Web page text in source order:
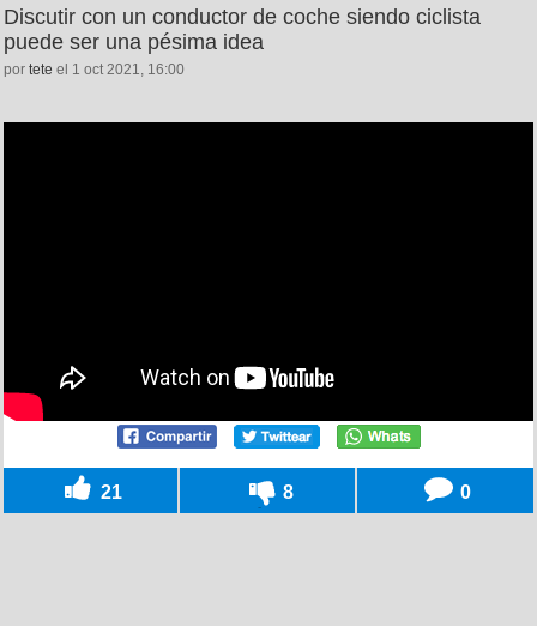
Discutir con un conductor de coche siendo ciclista
puede ser una pésima idea
por tete el 1 oct 2021, 16:00
21 8 0